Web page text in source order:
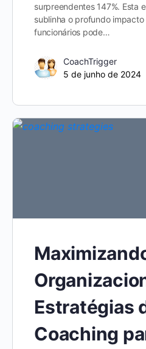
surpreendentes 147%. Esta
sublinha o profundo
funcionários pode…
CoachTrigger
5 de junho de 2024
Estratégias
Coaching